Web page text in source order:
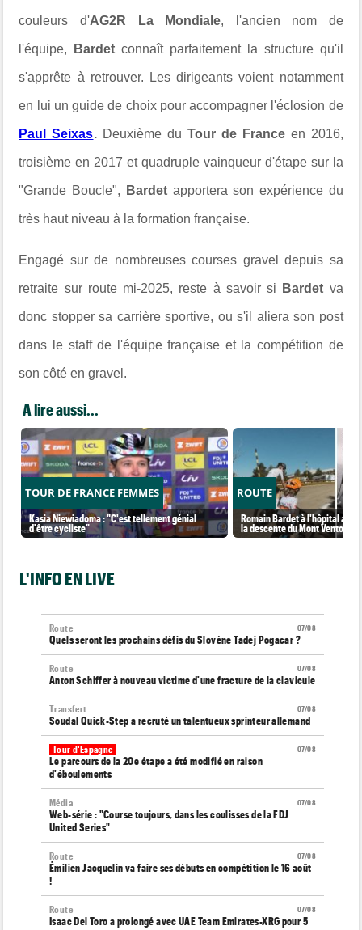
couleurs d'AG2R La Mondiale, l'ancien nom de
l'équipe, Bardetconnaît parfaitement la structure qu'il
s'apprête à retrouver. Les dirigeants voient notamment
en lui un guide de choix pour accompagner l'éclosion de
Paul Seixas. Deuxième du Tour de Franceen 2016,
troisième en 2017 et quadruple vainqueur d'étape sur la
"Grande Boucle", Bardet apportera son expérience du
très haut niveau à la formation française.
Engagé sur de nombreuses courses gravel depuis sa
retraite sur route mi-2025, reste à savoir si Bardet va
donc stopper sa carrière sportive, ou s'il aliera son post
dans le staff de l'équipe française et la compétition de
son côté en gravel.
A lire aussi...
TOUR DE FRANCE FEMMES
Kasia Niewiadoma : "C'est tellement génial
d'être cycliste"
ROUTE
Romain Bardet à l'hôpital
la descente du Mont Ventoux
L'INFO EN LIVE
07/08
Route
Quels seront les prochains défis du Slovène Tadej Pogacar ?
07/08
Route
Anton Schiffer à nouveau victime d'une fracture de la clavicule
07/08
Transfert
Soudal Quick-Step a recruté un talentueux sprinteur allemand
07/08
Tour d'Espagne
Le parcours de la 20e étape a été modifié en raison
d'éboulements
07/08
Média
Web-série : "Course toujours, dans les coulisses de la FDJ
United Series"
07/08
Route
Émilien Jacquelin va faire ses débuts en compétition le 16 août
!
07/08
Route
Isaac Del Toro a prolongé avec UAE Team Emirates-XRG pour 5